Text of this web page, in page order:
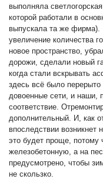
выполняла
которой работали в
выпускала та же фирма).
увеличение количества
новое пространство,
дорожи, сделали новый
когда стали вскрывать
здесь всё было
довоенные сети, и наши,
соответствие.
дополнительный. И, как
впоследствии возникнет
это будет проще, потому
железобетонную, а на
предусмотрено, чтобы
не скользко.